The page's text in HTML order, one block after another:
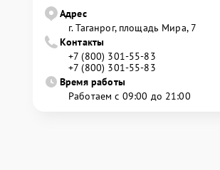
Адрес
г. Таганрог, площадь Мира, 7
Контакты
+7 (800) 301-55-83
+7 (800) 301-55-83
Время работы
Работаем с 09:00 до 21:00